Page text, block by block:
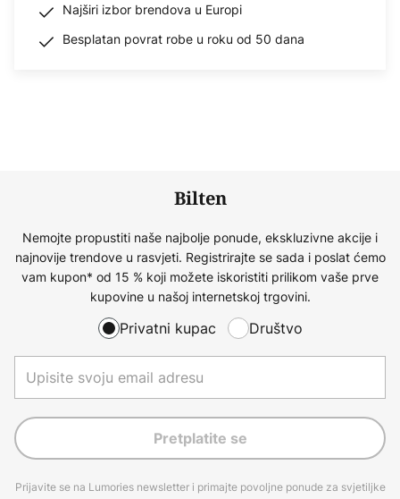
Najširi izbor brendova u Europi
Besplatan povrat robe u roku od 50 dana
Bilten
Nemojte propustiti naše najbolje ponude, ekskluzivne akcije i
najnovije trendove u rasvjeti. Registrirajte se sada i poslat ćemo
vam kupon* od 15 % koji možete iskoristiti prilikom vaše prve
kupovine u našoj internetskoj trgovini.
Privatni kupac Društvo
Pretplatite se
Prijavite se na Lumories newsletter i primajte povoljne ponude za svjetiljke